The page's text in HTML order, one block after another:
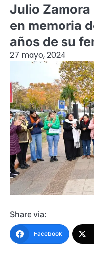
Julio Zamora
en memoria
años de su
27 mayo, 2024
Share via:
Facebook